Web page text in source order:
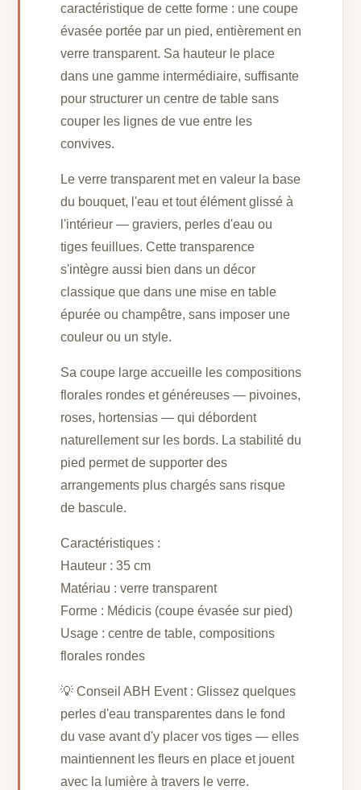
caractéristique de cette forme : une coupe
évasée portée par un pied, entièrement en
verre transparent. Sa hauteur le place
dans une gamme intermédiaire, suffisante
pour structurer un centre de table sans
couper les lignes de vue entre les
convives.
Le verre transparent met en valeur la base
du bouquet, l'eau et tout élément glissé à
l'intérieur — graviers, perles d'eau ou
tiges feuillues. Cette transparence
s'intègre aussi bien dans un décor
classique que dans une mise en table
épurée ou champêtre, sans imposer une
couleur ou un style.
Sa coupe large accueille les compositions
florales rondes et généreuses — pivoines,
roses, hortensias — qui débordent
naturellement sur les bords. La stabilité du
pied permet de supporter des
arrangements plus chargés sans risque
de bascule.
Caractéristiques :
Hauteur : 35 cm
Matériau : verre transparent
Forme : Médicis (coupe évasée sur pied)
Usage : centre de table, compositions
florales rondes
💡 Conseil ABH Event : Glissez quelques
perles d'eau transparentes dans le fond
du vase avant d'y placer vos tiges — elles
maintiennent les fleurs en place et jouent
avec la lumière à travers le verre.